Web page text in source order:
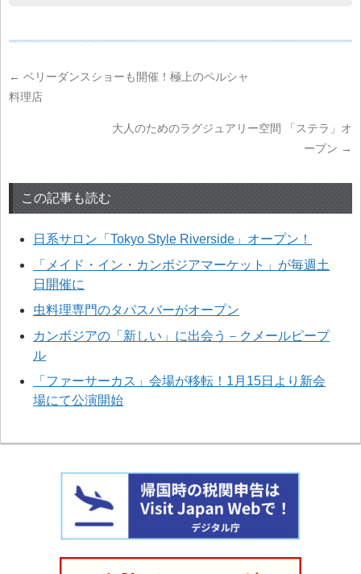
← ベリーダンスショーも開催！極上のペルシャ
料理店
大人のためのラグジュアリー空間 「ステラ」オ
ープン →
この記事も読む
日系サロン「Tokyo Style Riverside」オープン！
「メイド・イン・カンボジアマーケット」が毎週土
日開催に
虫料理専門のタパスバーがオープン
カンボジアの「新しい」に出会う－クメールピープ
ル
「ファーサーカス」会場が移転！1月15日より新会
場にて公演開始